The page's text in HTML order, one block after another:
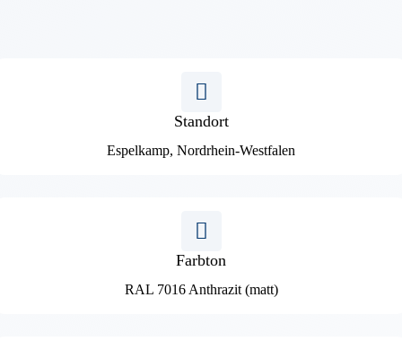
Standort
Espelkamp, Nordrhein-Westfalen
Farbton
RAL 7016 Anthrazit (matt)